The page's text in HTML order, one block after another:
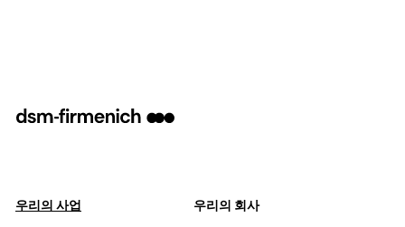
우리의 사업 우리의 회사